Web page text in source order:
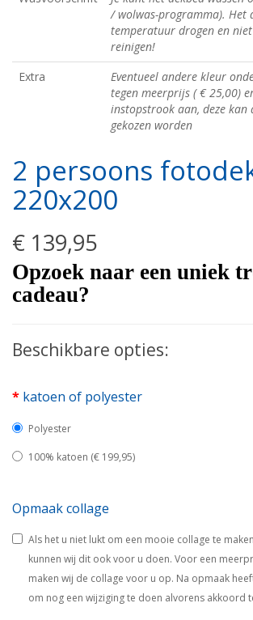
/ wolwas-programma). Het
temperatuur drogen en
reinigen!
Extra
Eventueel andere kleur
tegen meerprijs ( € 25,00)
instopstrook aan, deze
gekozen worden
2 persoons
220x200
€ 139,95
Opzoek naar een uniek
cadeau?
Beschikbare opties:
katoen of polyester
Polyester
100% katoen (€ 199,95)
Opmaak collage
Als het u niet lukt om een mooie collage te
kunnen wij dit ook voor u doen. Voor een
maken wij de collage voor u op. Na opmaak
om nog een wijziging te doen alvorens akkoord